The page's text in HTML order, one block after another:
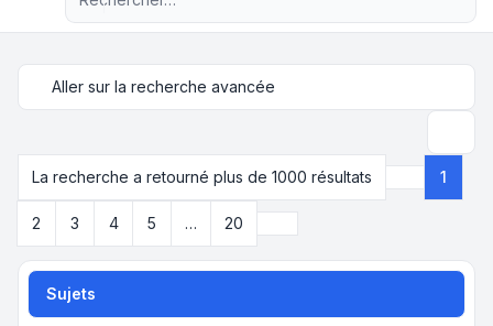
Aller sur la recherche avancée
La recherche a retourné plus de 1000 résultats
Page 1
1
2 3 4 5 … 20
Sujets